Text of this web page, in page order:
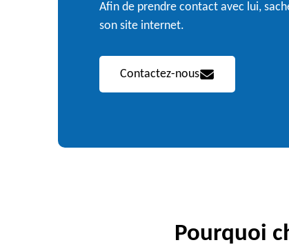
Afin de prendre contact avec lui,
son site internet.
Contactez-nous
Pourquoi